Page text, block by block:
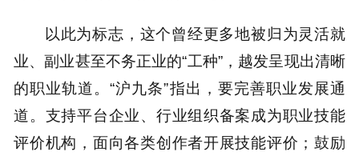
以此为标志，这个曾经更多地被归为灵活就
业、副业甚至不务正业的“工种”，越发呈现出清晰
的职业轨道。“沪九条”指出，要完善职业发展通
道。支持平台企业、行业组织备案成为职业技能
评价机构，面向各类创作者开展技能评价；鼓励